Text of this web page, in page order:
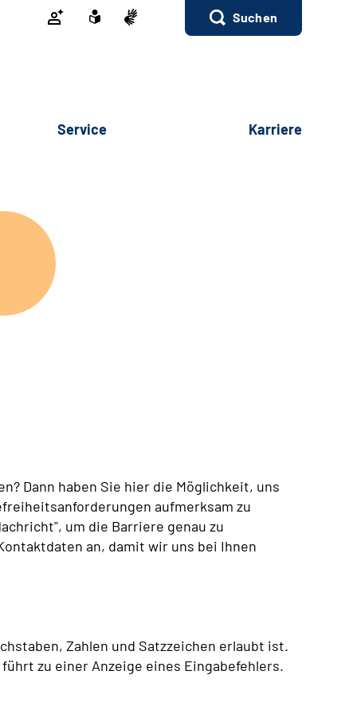
Suchen
Service Karriere
Dann haben Sie hier die Möglichkeit, uns
aufmerksam zu
um die Barriere genau zu
an, damit wir uns bei Ihnen
Zahlen und Satzzeichen erlaubt ist.
zu einer Anzeige eines Eingabefehlers.